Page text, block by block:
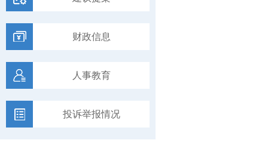
财政信息
人事教育
投诉举报情况